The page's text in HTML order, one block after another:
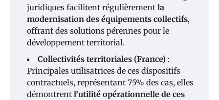
juridiques facilitent régulièrement la
modernisation des équipements collectifs,
offrant des solutions pérennes pour le
développement territorial.
Collectivités territoriales (France) :
Principales utilisatrices de ces dispositifs
contractuels, représentant 75% des cas, elles
démontrent l’utilité opérationnelle de ces